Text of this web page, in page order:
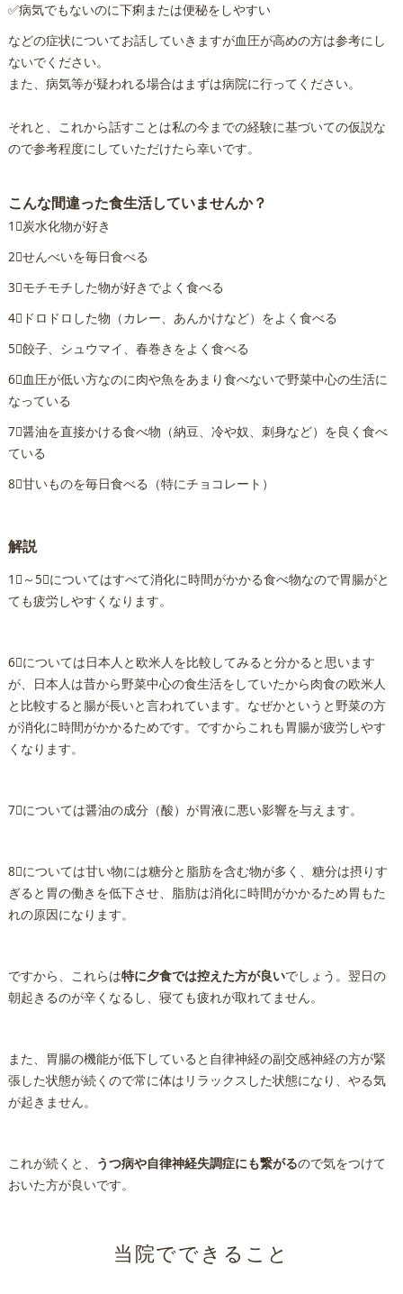
✅病気でもないのに下痢または便秘をしやすい
などの症状についてお話していきますが血圧が高めの方は参考にし
ないでください。
また、病気等が疑われる場合はまずは病院に行ってください。
それと、これから話すことは私の今までの経験に基づいての仮説な
ので参考程度にしていただけたら幸いです。
こんな間違った食生活していませんか？
1⃣炭水化物が好き
2⃣せんべいを毎日食べる
3⃣モチモチした物が好きでよく食べる
4⃣ドロドロした物（カレー、あんかけなど）をよく食べる
5⃣餃子、シュウマイ、春巻きをよく食べる
6⃣血圧が低い方なのに肉や魚をあまり食べないで野菜中心の生活に
なっている
7⃣醤油を直接かける食べ物（納豆、冷や奴、刺身など）を良く食べ
ている
8⃣甘いものを毎日食べる（特にチョコレート）
解説
1⃣～5⃣についてはすべて消化に時間がかかる食べ物なので胃腸がと
ても疲労しやすくなります。
6⃣については日本人と欧米人を比較してみると分かると思います
が、日本人は昔から野菜中心の食生活をしていたから肉食の欧米人
と比較すると腸が長いと言われています。なぜかというと野菜の方
が消化に時間がかかるためです。ですからこれも胃腸が疲労しやす
くなります。
7⃣については醤油の成分（酸）が胃液に悪い影響を与えます。
8⃣については甘い物には糖分と脂肪を含む物が多く、糖分は摂りす
ぎると胃の働きを低下させ、脂肪は消化に時間がかかるため胃もた
れの原因になります。
ですから、これらは特に夕食では控えた方が良いでしょう。翌日の
朝起きるのが辛くなるし、寝ても疲れが取れてません。
また、胃腸の機能が低下していると自律神経の副交感神経の方が緊
張した状態が続くので常に体はリラックスした状態になり、やる気
が起きません。
これが続くと、 うつ病や自律神経失調症にも繋がるので気をつけて
おいた方が良いです。
当院でできること